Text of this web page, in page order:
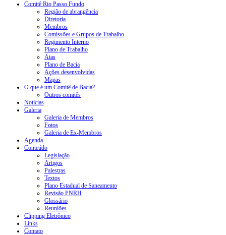
Comitê Rio Passo Fundo
Região de abrangência
Diretoria
Membros
Comissões e Grupos de Trabalho
Regimento Interno
Plano de Trabalho
Atas
Plano de Bacia
Ações desenvolvidas
Mapas
O que é um Comitê de Bacia?
Outros comitês
Notícias
Galeria
Galeria de Membros
Fotos
Galeria de Ex-Membros
Agenda
Conteúdo
Legislação
Artigos
Palestras
Textos
Plano Estadual de Saneamento
Revisão PNRH
Glossário
Reuniões
Clipping Eletrônico
Links
Contato